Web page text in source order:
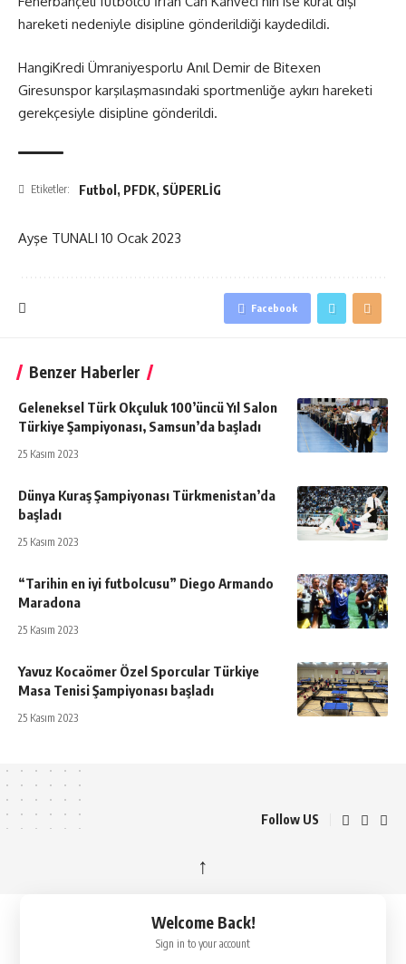
hareketi nedeniyle disipline gönderildiği kaydedildi.
HangiKredi Ümraniyesporlu Anıl Demir de Bitexen
Giresunspor karşılaşmasındaki sportmenliğe aykırı hareketi
gerekçesiyle disipline gönderildi.
Etiketler: Futbol , PFDK, SÜPERLİG
Ayşe TUNALI 10 Ocak 2023
Facebook
Benzer Haberler
Geleneksel Türk Okçuluk 100’üncü Yıl Salon
Türkiye Şampiyonası, Samsun’da başladı
25 Kasım 2023
Dünya Kuraş Şampiyonası Türkmenistan’da
başladı
25 Kasım 2023
“Tarihin en iyi futbolcusu” Diego Armando
Maradona
25 Kasım 2023
Yavuz Kocaömer Özel Sporcular Türkiye
Masa Tenisi Şampiyonası başladı
25 Kasım 2023
Follow US
↑
Welcome Back!
Sign in to your account